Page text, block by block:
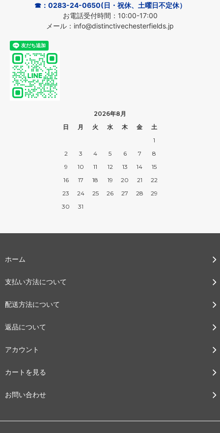
☎：0283-24-0650(日・祝休、土曜日不定休）
お電話受付時間：10:00-17:00
メール：info@distinctivechesterfields.jp
2026年8月
日
月 火 水 木 金
土
1
2
3 4 5 6 7
8
9
10 11 12 13 14
15
16
17 18 19 20 21
22
23
24 25 26 27 28
29
30
31
ホーム
支払い方法について
配送方法について
返品について
アカウント
カートを見る
お問い合わせ